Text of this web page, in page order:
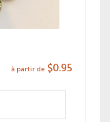
à partir de $0.95